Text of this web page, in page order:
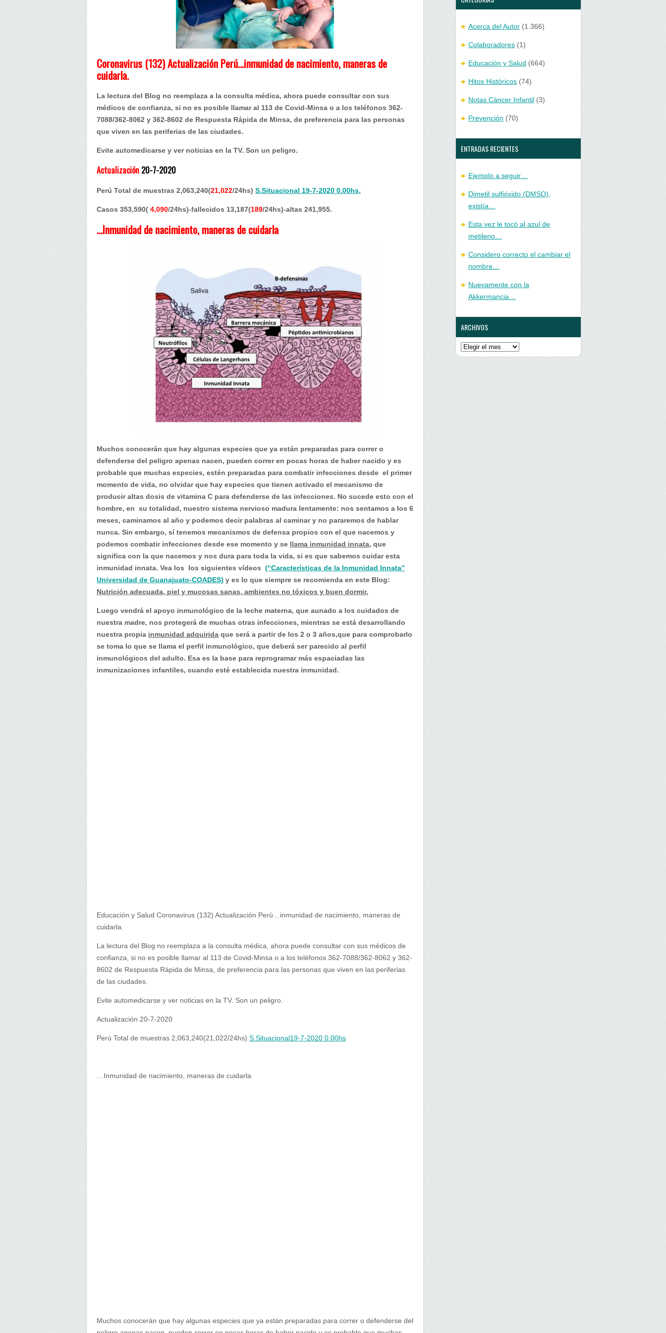
nacimiento,maneras
de
cuidarla
Coronavirus (132) Actualización Perú…inmunidad de nacimiento, maneras de
cuidarla.
La lectura del Blog no reemplaza a la consulta médica, ahora puede consultar con sus
médicos de confianza, si no es posible llamar al 113 de Covid-Minsa o a los teléfonos 362-
7088/362-8062 y 362-8602 de Respuesta Rápida de Minsa, de preferencia para las personas
que viven en las periferias de las ciudades.
Evite automedicarse y ver noticias en la TV. Son un peligro.
Actualización 20-7-2020
Perú Total de muestras 2,063,240(21,022/24hs) S.Situacional 19-7-2020 0.00hs.
Casos 353,590( 4,090/24hs)-fallecidos 13,187(189/24hs)-altas 241,955.
…Inmunidad de nacimiento, maneras de cuidarla
Muchos conocerán que hay algunas especies que ya están preparadas para correr o
defenderse del peligro apenas nacen, pueden correr en pocas horas de haber nacido y es
probable que muchas especies, estén preparadas para combatir infecciones desde el primer
momento de vida, no olvidar que hay especies que tienen activado el mecanismo de
producir altas dosis de vitamina C para defenderse de las infecciones. No sucede esto con el
hombre, en su totalidad, nuestro sistema nervioso madura lentamente: nos sentamos a los 6
meses, caminamos al año y podemos decir palabras al caminar y no pararemos de hablar
nunca. Sin embargo, sí tenemos mecanismos de defensa propios con el que nacemos y
podemos combatir infecciones desde ese momento y se llama inmunidad innata, que
significa con la que nacemos y nos dura para toda la vida, si es que sabemos cuidar esta
inmunidad innata. Vea los los siguientes vídeos (“Características de la Inmunidad Innata”
Universidad de Guanajuato-COADES) y es lo que siempre se recomienda en este Blog:
Nutrición adecuada, piel y mucosas sanas, ambientes no tóxicos y buen dormir.
Luego vendrá el apoyo inmunológico de la leche materna, que aunado a los cuidados de
nuestra madre, nos protegerá de muchas otras infecciones, mientras se está desarrollando
nuestra propia inmunidad adquirida que será a partir de los 2 o 3 años,que para comprobarlo
se toma lo que se llama el perfil inmunológico, que deberá ser parecido al perfil
inmunológicos del adulto. Esa es la base para reprogramar más espaciadas las
inmunizaciones infantiles, cuando esté establecida nuestra inmunidad.
Educación y Salud Coronavirus (132) Actualización Perú…inmunidad de nacimiento, maneras de
cuidarla.
La lectura del Blog no reemplaza a la consulta médica, ahora puede consultar con sus médicos de
confianza, si no es posible llamar al 113 de Covid-Minsa o a los teléfonos 362-7088/362-8062 y 362-
8602 de Respuesta Rápida de Minsa, de preferencia para las personas que viven en las periferias
de las ciudades.
Evite automedicarse y ver noticias en la TV. Son un peligro.
Actualización 20-7-2020
Perú Total de muestras 2,063,240(21,022/24hs) S.Situacional19-7-2020 0.00hs
…Inmunidad de nacimiento, maneras de cuidarla
Muchos conocerán que hay algunas especies que ya están preparadas para correr o defenderse del
Acerca del Autor (1.366)
Colaboradores (1)
Educación y Salud (664)
Hitos Históricos (74)
Notas Cáncer Infantil (3)
Prevención (70)
ENTRADAS RECIENTES
Ejemplo a seguir…
Dimetil sulfióxido (DMSO),
existía…
Esta vez le tocó al azul de
metileno…
Considero correcto el cambiar el
nombre…
Nuevamente con la
Akkermancia…
ARCHIVOS
Archivos